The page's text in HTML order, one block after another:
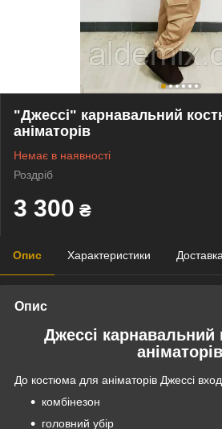
"Джессі" карнавальний
аніматорів
Немає в наявності
Роздріб
3 300 ₴
Опис Характеристики Доставка
Опис
Джессі
аніматорів
До костюма для аніматорів Джессі
комбінезон
головний убір